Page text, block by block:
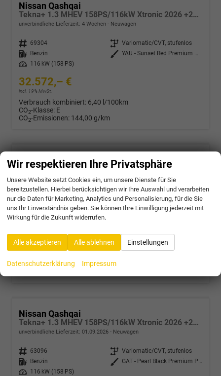
Nissan Qashqai
Tekna+ 1.3 MHEV 158PS/116kW Xtronic 2026 +20"ALU+PANO+BOSE+HuD
unverbindliche Lieferzeit: 4 Wochen Neuwagen
Fahrzeugnr. 69304 Getriebe Variomatic/CVT, stufenlos
Kraftstoff
Benzin Außenfarbe
YAU - Sunset Red Premium Met. mit Dach in Solid Black
Leistung
116 kW (158 PS)
32.572,– €
incl. 19% MwSt.
Verbrauch kombiniert: 6,40 l/100km
CO2-Klasse: E
CO2-Emissionen: 144,00 g/km
Nissan Qashqai
unverbindliche Lieferzeit:4 Wochen Neuwagen
Fahrzeugnr. 63095 Getriebe Variomatic/CVT, stufenlos
Kraftstoff Benzin Außenfarbe
KAD - Dark Metal Grey Met.
Leistung
116 kW (158 PS)
32.834,– €
incl. 19% MwSt.
CO2-Klasse: E
Nissan Qashqai
Tekna+ 1.3 MHEV 158PS/116kW Xtronic 2026 +20"ALU+PANO+BOSE+HuD
unverbindliche Lieferzeit: 01.09.2026 Neuwagen
Fahrzeugnr. 63096 Getriebe Variomatic/CVT, stufenlos
Kraftstoff
Benzin Außenfarbe
GAT - Pearl Black Premium Perleffekt
Leistung
116 kW (158 PS)
Wir respektieren Ihre Privatsphäre
Unsere Website setzt Cookies ein, um unsere Dienste für Sie
bereitzustellen. Hierbei berücksichtigen wir Ihre Auswahl und verarbeiten
nur die Daten für Marketing, Analytics und Personalisierung, für die Sie
uns Ihr Einverständnis geben. Sie können Ihre Einwilligung jederzeit mit
Wirkung für die Zukunft widerrufen.
Alle akzeptieren Alle ablehnen Einstellungen
Datenschutzerklärung Impressum